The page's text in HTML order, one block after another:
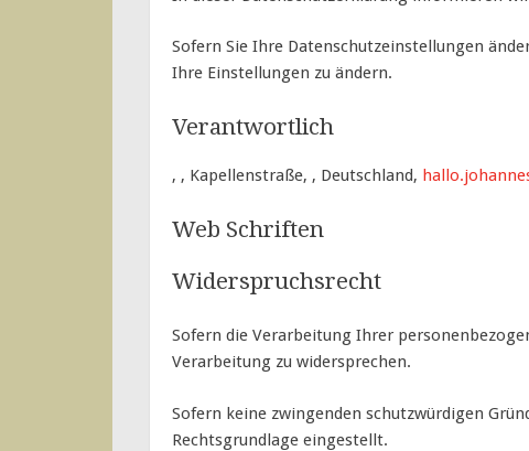
Sofern Sie Ihre Datenschutzeinstellungen
Ihre Einstellungen zu ändern.
Verantwortlich
, , Kapellenstraße, , Deutschland,
Web Schriften
Widerspruchsrecht
Sofern die Verarbeitung Ihrer
Verarbeitung zu widersprechen.
Sofern keine zwingenden schutzwürdigen
Rechtsgrundlage eingestellt.